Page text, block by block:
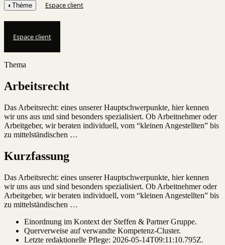
◐ Thème Espace client
Espace client
Thema
Arbeitsrecht
Das Arbeitsrecht: eines unserer Hauptschwerpunkte, hier kennen
wir uns aus und sind besonders spezialisiert. Ob Arbeitnehmer oder
Arbeitgeber, wir beraten individuell, vom “kleinen Angestellten” bis
zu mittelständischen …
Kurzfassung
Das Arbeitsrecht: eines unserer Hauptschwerpunkte, hier kennen
wir uns aus und sind besonders spezialisiert. Ob Arbeitnehmer oder
Arbeitgeber, wir beraten individuell, vom “kleinen Angestellten” bis
zu mittelständischen …
Einordnung im Kontext der Steffen & Partner Gruppe.
Querverweise auf verwandte Kompetenz-Cluster.
Letzte redaktionelle Pflege: 2026-05-14T09:11:10.795Z.